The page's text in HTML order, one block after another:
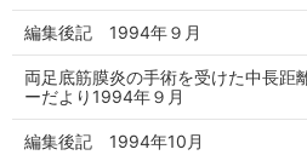
編集後記 1994年９月
両足底筋膜炎の手術を受けた中長
ーだより1994年９月
編集後記 1994年10月